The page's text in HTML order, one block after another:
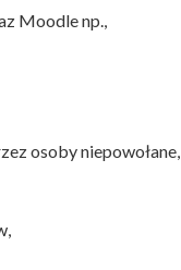
Moodle np.,
osoby niepowołane,